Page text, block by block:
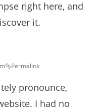
right here, and
it.
Permalink
pronounce,
I had no